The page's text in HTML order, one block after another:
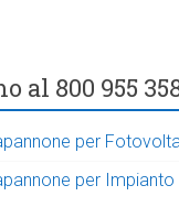
al 800 955
per
per Impianto